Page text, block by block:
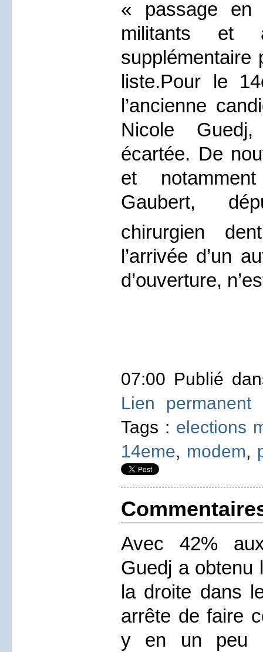
« passage
militants et
supplémentaire
liste.Pour le
l’ancienne
Nicole
écartée. De
et
Gaubert,
chirurgien
l’arrivée d’un
d’ouverture,
07:00 Publié
Lien permanent
Tags : elections
14eme, modem,
Avec 42%
Guedj a obtenu
la droite dans
arrête de faire
y en un peu